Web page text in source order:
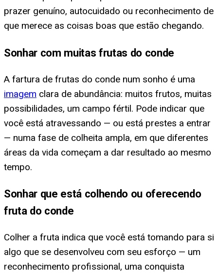
prazer genuíno, autocuidado ou reconhecimento de
que merece as coisas boas que estão chegando.
Sonhar com muitas frutas do conde
A fartura de frutas do conde num sonho é uma
imagem clara de abundância: muitos frutos, muitas
possibilidades, um campo fértil. Pode indicar que
você está atravessando — ou está prestes a entrar
— numa fase de colheita ampla, em que diferentes
áreas da vida começam a dar resultado ao mesmo
tempo.
Sonhar que está colhendo ou oferecendo
fruta do conde
Colher a fruta indica que você está tomando para si
algo que se desenvolveu com seu esforço — um
reconhecimento profissional, uma conquista